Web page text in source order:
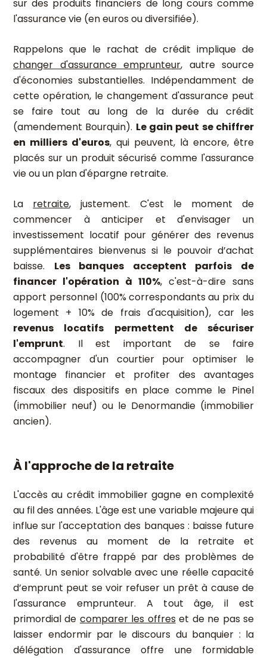
sur des produits financiers de long cours comme
l'assurance vie (en euros ou diversifiée).
Rappelons que le rachat de crédit implique de
changer d'assurance emprunteur, autre source
d'économies substantielles. Indépendamment de
cette opération, le changement d'assurance peut
se faire tout au long de la durée du crédit
(amendement Bourquin). Le gain peut se chiffrer
en milliers d'euros, qui peuvent, là encore, être
placés sur un produit sécurisé comme l'assurance
vie ou un plan d'épargne retraite.
La retraite, justement. C'est le moment de
commencer à anticiper et d'envisager un
investissement locatif pour générer des revenus
supplémentaires bienvenus si le pouvoir d’achat
baisse. Les banques acceptent parfois de
financer l'opération à 110%, c'est-à-dire sans
apport personnel (100% correspondants au prix du
logement + 10% de frais d'acquisition), car les
revenus locatifs permettent de sécuriser
l'emprunt. Il est important de se faire
accompagner d'un courtier pour optimiser le
montage financier et profiter des avantages
fiscaux des dispositifs en place comme le Pinel
(immobilier neuf) ou le Denormandie (immobilier
ancien).
À l'approche de la retraite
L'accès au crédit immobilier gagne en complexité
au fil des années. L'âge est une variable majeure qui
influe sur l'acceptation des banques : baisse future
des revenus au moment de la retraite et
probabilité d'être frappé par des problèmes de
santé. Un senior solvable avec une réelle capacité
d’emprunt peut se voir refuser un prêt à cause de
l'assurance emprunteur. A tout âge, il est
primordial de comparer les offreset de ne pas se
laisser endormir par le discours du banquier : la
délégation d'assurance offre une formidable